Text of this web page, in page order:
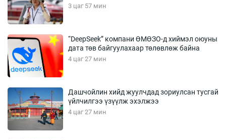
3 цаг 57 мин
“DeepSeek” компани ӨМӨЗО-д хиймэл оюуны
дата төв байгуулахаар төлөвлөж байна
4 цаг 27 мин
Дашчойлин хийд жуулчдад зориулсан тусгай
үйлчилгээ үзүүлж эхэлжээ
4 цаг 27 мин